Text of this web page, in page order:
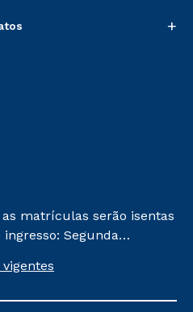
+
matrículas serão isentas
Segunda
de matrícula será de R$